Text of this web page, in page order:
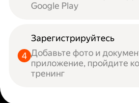
Google Play
Зарегистрируйтесь
Добавьте фото и
приложение, пройдите
тренинг